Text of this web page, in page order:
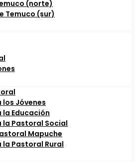
(norte)
Temuco (sur)
Jóvenes
Educación
Pastoral Social
Mapuche
Pastoral Rural